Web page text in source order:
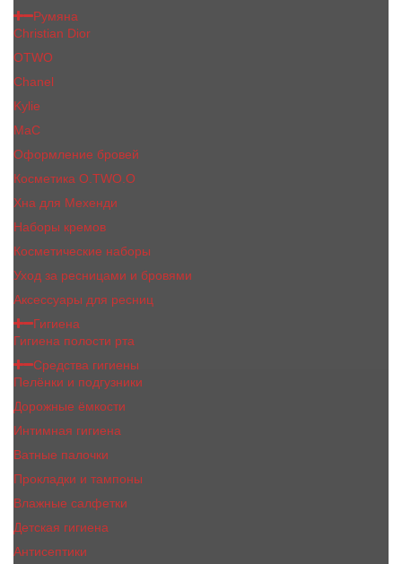
Румяна
Christian Dior
OTWO
Сhanеl
Kylie
MaC
Оформление бровей
Косметика O.TWO.O
Хна для Мехенди
Наборы кремов
Косметические наборы
Уход за ресницами и бровями
Аксессуары для ресниц
Гигиена
Гигиена полости рта
Средства гигиены
Пелёнки и подгузники
Дорожные ёмкости
Интимная гигиена
Ватные палочки
Прокладки и тампоны
Влажные салфетки
Детская гигиена
Антисептики